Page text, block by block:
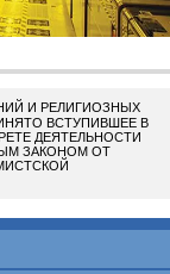
И РЕЛИГИОЗНЫХ
ВСТУПИВШЕЕ В
ДЕЯТЕЛЬНОСТИ
ЗАКОНОМ ОТ